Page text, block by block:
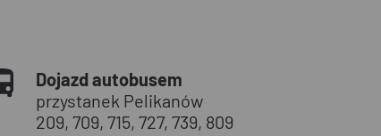
Dojazd autobusem
przystanek Pelikanów
209, 709, 715, 727, 739, 809